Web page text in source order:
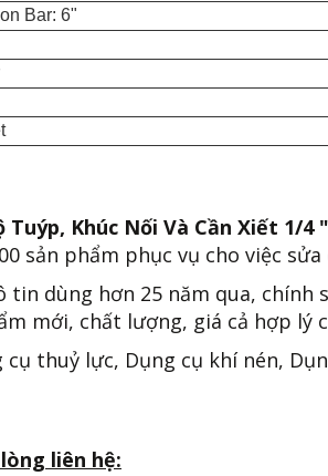
Bar: 6"
Tuýp, Khúc Nối Và Cần Xiết 1/4
sản phẩm phục vụ cho việc sửa
tin dùng hơn 25 năm qua, chính
mới, chất lượng, giá cả hợp lý
cụ thuỷ lực, Dụng cụ khí nén,
liên hệ: